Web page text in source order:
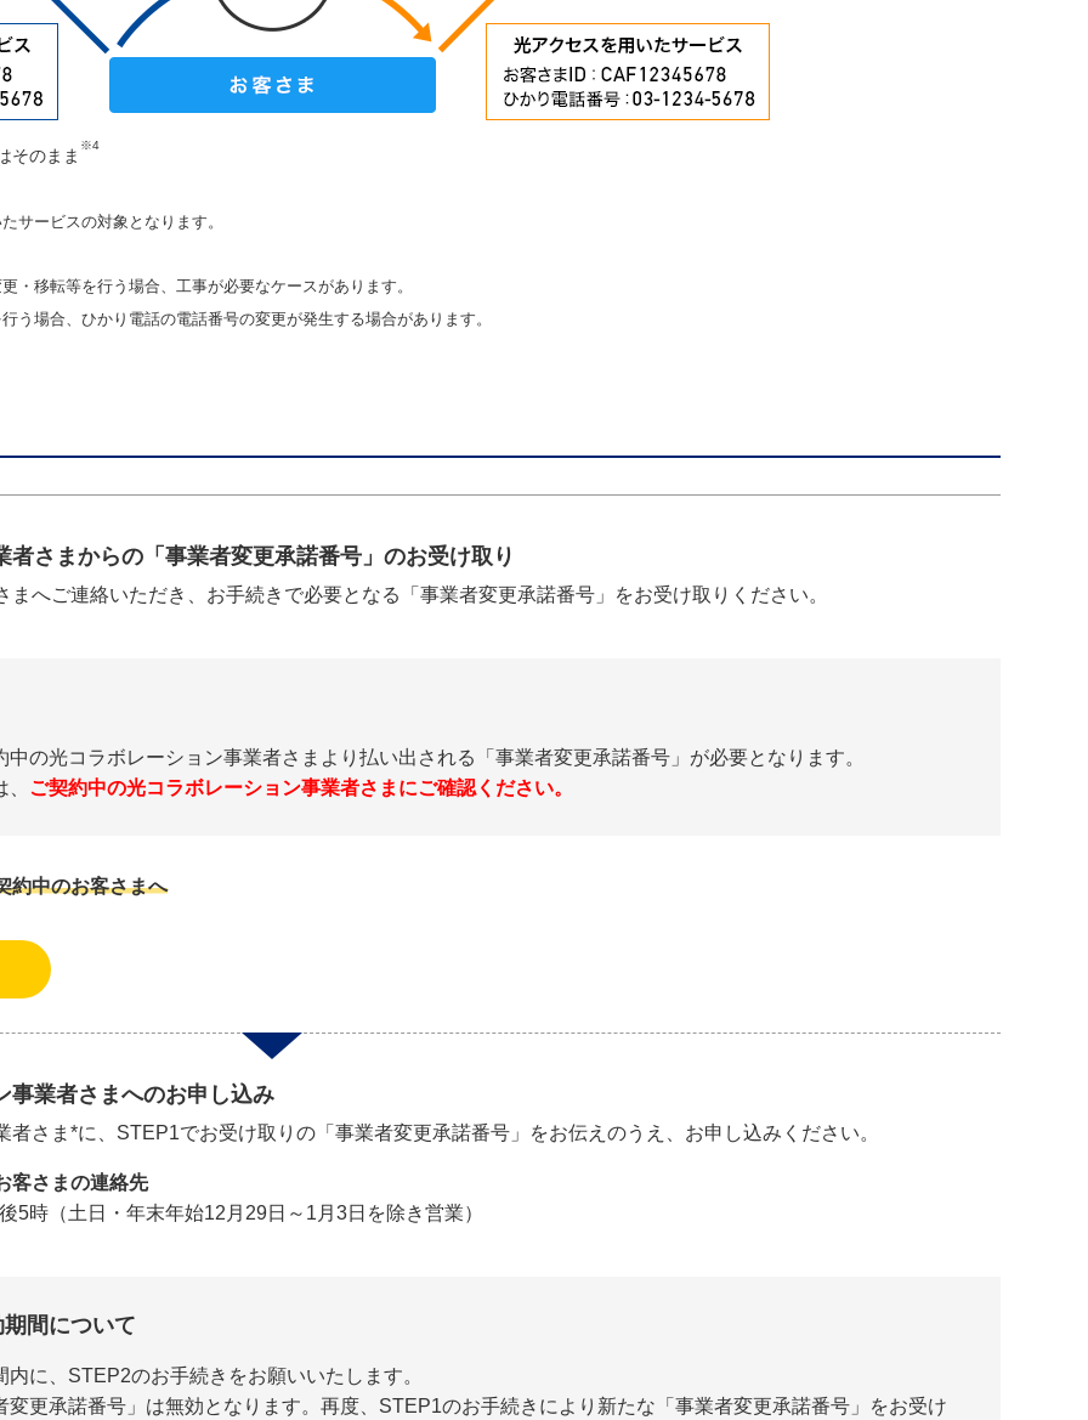
そのまま
※4
サービスの対象となります。
・移転等を行う場合、工事が必要なケースがあります。
う場合、ひかり電話の電話番号の変更が発生する場合があります。
さまからの「事業者変更承諾番号」のお受け取り
へご連絡いただき、お手続きで必要となる「事業者変更承諾番号」をお受け取りください。
の光コラボレーション事業者さまより払い出される「事業者変更承諾番号」が必要となります。
ご契約中の光コラボレーション事業者さまにご確認ください。
約中のお客さまへ
事業者さまへのお申し込み
さま*に、STEP1でお受け取りの「事業者変更承諾番号」をお伝えのうえ、お申し込みください。
客さまの連絡先
時（土日・年末年始12月29日～1月3日を除き営業）
期間について
内に、STEP2のお手続きをお願いいたします。
変更承諾番号」は無効となります。再度、STEP1のお手続きにより新たな「事業者変更承諾番号」をお受け